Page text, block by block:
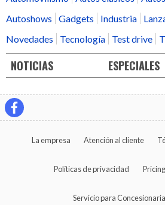
Autoshows
Gadgets Industria
Novedades
Tecnología Test drive
NOTICIAS ESPECIALES
La empresa Atención al cliente
Políticas de privacidad Pricing
Servicio para